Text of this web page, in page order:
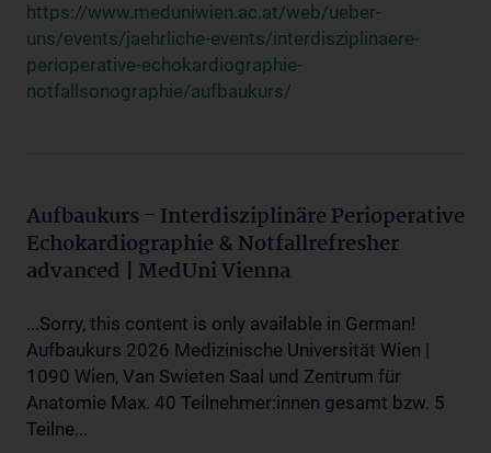
https://www.meduniwien.ac.at/web/ueber-
uns/events/jaehrliche-events/interdisziplinaere-
perioperative-echokardiographie-
notfallsonographie/aufbaukurs/
Aufbaukurs - Interdisziplinäre Perioperative
Echokardiographie & Notfallrefresher
advanced | MedUni Vienna
...Sorry, this content is only available in German!
Aufbaukurs 2026 Medizinische Universität Wien |
1090 Wien, Van Swieten Saal und Zentrum für
Anatomie Max. 40 Teilnehmer:innen gesamt bzw. 5
Teilne...